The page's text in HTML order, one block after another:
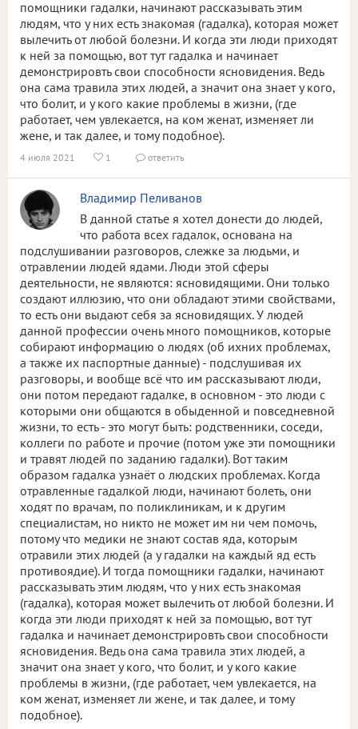
помощники гадалки, начинают рассказывать этим
людям, что у них есть знакомая (гадалка), которая может
вылечить от любой болезни. И когда эти люди приходят
к ней за помощью, вот тут гадалка и начинает
демонстрировть свои способности ясновидения. Ведь
она сама травила этих людей, а значит она знает у кого,
что болит, и у кого какие проблемы в жизни, (где
работает, чем увлекается, на ком женат, изменяет ли
жене, и так далее, и тому подобное).
4 июля 2021  1  ответить
Владимир Пеливанов
В данной статье я хотел донести до людей,
что работа всех гадалок, основана на
подслушивании разговоров, слежке за людьми, и
отравлении людей ядами. Люди этой сферы
деятельности, не являются: ясновидящими. Они только
создают иллюзию, что они обладают этими свойствами,
то есть они выдают себя за ясновидящих. У людей
данной профессии очень много помощников, которые
собирают информацию о людях (об ихних проблемах,
а также их паспортные данные) - подслушивая их
разговоры, и вообще всё что им рассказывают люди,
они потом передают гадалке, в основном - это люди с
которыми они общаются в обыденной и повседневной
жизни, то есть - это могут быть: родственники, соседи,
коллеги по работе и прочие (потом уже эти помощники
и травят людей по заданию гадалки). Вот таким
образом гадалка узнаёт о людских проблемах. Когда
отравленные гадалкой люди, начинают болеть, они
ходят по врачам, по поликлиникам, и к другим
специалистам, но никто не может им ни чем помочь,
потому что медики не знают состав яда, которым
отравили этих людей (а у гадалки на каждый яд есть
противоядие). И тогда помощники гадалки, начинают
рассказывать этим людям, что у них есть знакомая
(гадалка), которая может вылечить от любой болезни. И
когда эти люди приходят к ней за помощью, вот тут
гадалка и начинает демонстрировть свои способности
ясновидения. Ведь она сама травила этих людей, а
значит она знает у кого, что болит, и у кого какие
проблемы в жизни, (где работает, чем увлекается, на
ком женат, изменяет ли жене, и так далее, и тому
подобное).